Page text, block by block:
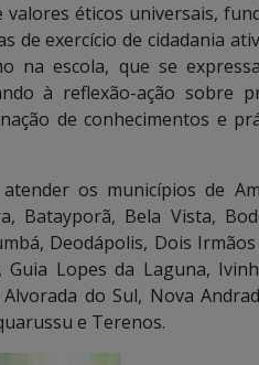
éticos universais,
de exercício de cidadania
na escola, que se
à reflexão-ação sobre
de conhecimentos e
os municípios de
Batayporã, Bela Vista,
Deodápolis, Dois
Lopes da Laguna,
do Sul, Nova
e Terenos.